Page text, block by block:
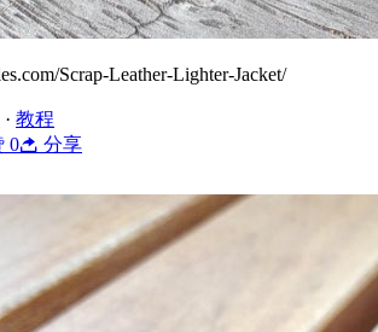
Scrap-Leather-Lighter-Jacket/
· 教程
0 分享